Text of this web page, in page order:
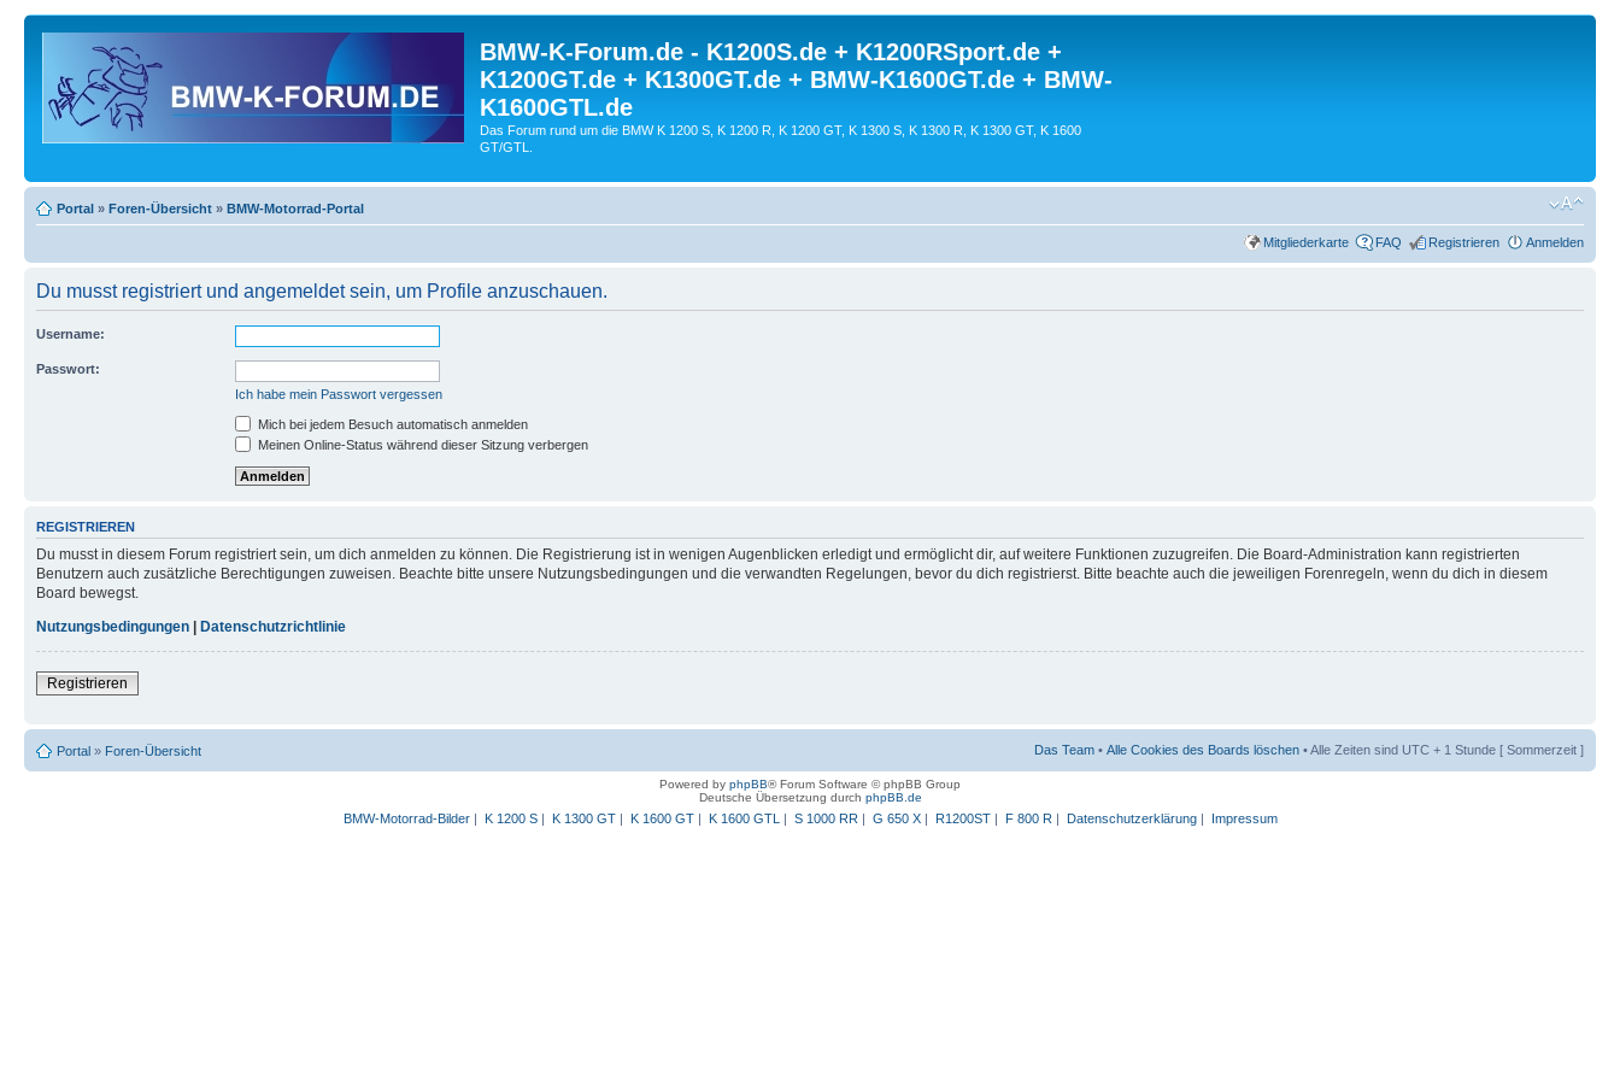
BMW-K-Forum.de - K1200S.de + K1200RSport.de +
K1200GT.de + K1300GT.de + BMW-K1600GT.de + BMW-
K1600GTL.de
Das Forum rund um die BMW K 1200 S, K 1200 R, K 1200 GT, K 1300 S, K 1300 R, K 1300 GT, K 1600
GT/GTL.
Portal » Foren-Übersicht » BMW-Motorrad-Portal
Mitgliederkarte FAQ Registrieren Anmelden
Du musst registriert und angemeldet sein, um Profile anzuschauen.
Username:
Passwort:
Ich habe mein Passwort vergessen
Mich bei jedem Besuch automatisch anmelden
Meinen Online-Status während dieser Sitzung verbergen
REGISTRIEREN
Du musst in diesem Forum registriert sein, um dich anmelden zu können. Die Registrierung ist in wenigen Augenblicken erledigt und ermöglicht dir, auf weitere Funktionen zuzugreifen. Die Board-Administration kann registrierten
Benutzern auch zusätzliche Berechtigungen zuweisen. Beachte bitte unsere Nutzungsbedingungen und die verwandten Regelungen, bevor du dich registrierst. Bitte beachte auch die jeweiligen Forenregeln, wenn du dich in diesem
Board bewegst.
Nutzungsbedingungen
Datenschutzrichtlinie
Registrieren
Portal » Foren-Übersicht Das Team • Alle Cookies des Boards löschen • Alle Zeiten sind UTC + 1 Stunde [ Sommerzeit ]
Powered by phpBB® Forum Software © phpBB Group
Deutsche Übersetzung durch phpBB.de
BMW-Motorrad-Bilder| K 1200 S| K 1300 GT| K 1600 GT| K 1600 GTL | S 1000 RR | G 650 X| R1200ST| F 800 R | Datenschutzerklärung| Impressum